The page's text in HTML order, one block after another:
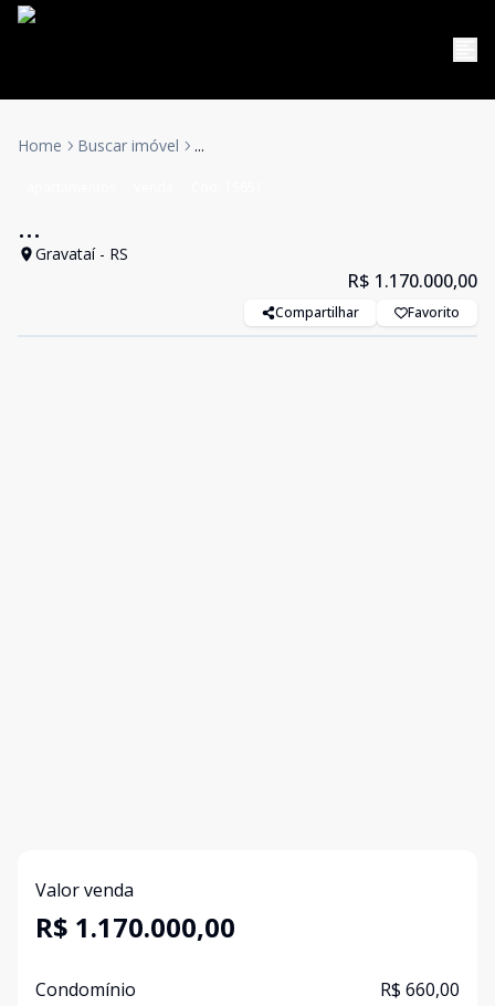
Home Buscar imóvel ...
...
Gravataí - RS
R$ 1.170.000,00
Compartilhar Favorito
Valor venda
R$ 1.170.000,00
Condomínio R$ 660,00